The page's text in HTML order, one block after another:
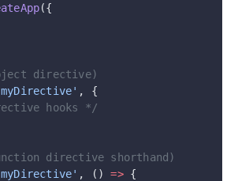
({
directive)
, {
hooks */
directive shorthand)
, () => {